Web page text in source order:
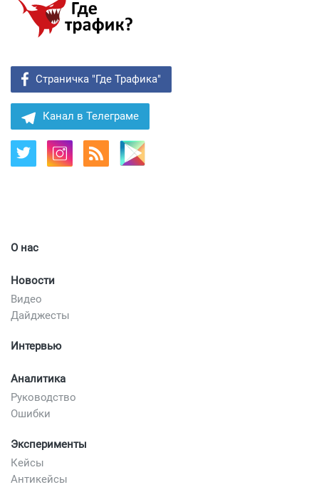
Страничка "Где Трафика"
Канал в Телеграме
О нас
Новости
Видео
Дайджесты
Интервью
Аналитика
Руководство
Ошибки
Эксперименты
Кейсы
Антикейсы